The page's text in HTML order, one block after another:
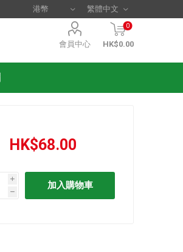
會員中心
0
HK$0.00
HK$68.00
i
h